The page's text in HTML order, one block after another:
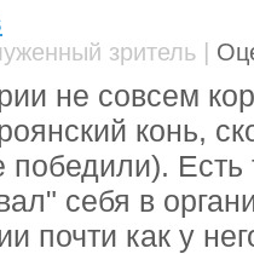
зритель |
не совсем
конь,
победили).
себя в
почти как у